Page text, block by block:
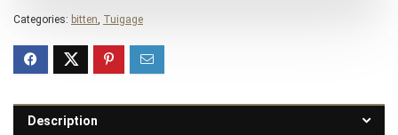
Categories: bitten Tuigage
Description